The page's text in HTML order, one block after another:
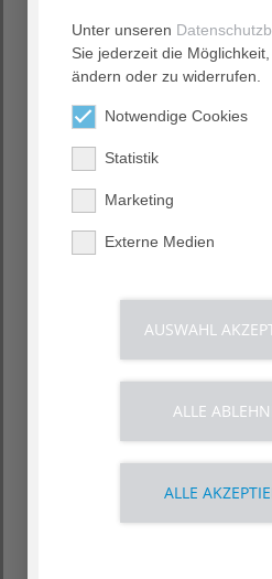
Klinik für Palliativmedizin am
Heidelberg und Ärztlicher
Palliativstation am AGAPLESION
KRANKENHAUS HEIDELBERG.
Unter unseren
Sie jederzeit die
ändern oder zu widerrufen.
Notwendige Cookies
Statistik
Marketing
Externe Medien
AUSWAHL
ALLE
ALLE